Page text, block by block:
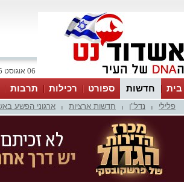
06 אוגוסט 2026 / 05:42
בית חדשות ספורט רכילות תרבות
פלילי נדל"ן חדשות ארציות ארגוני הפשע